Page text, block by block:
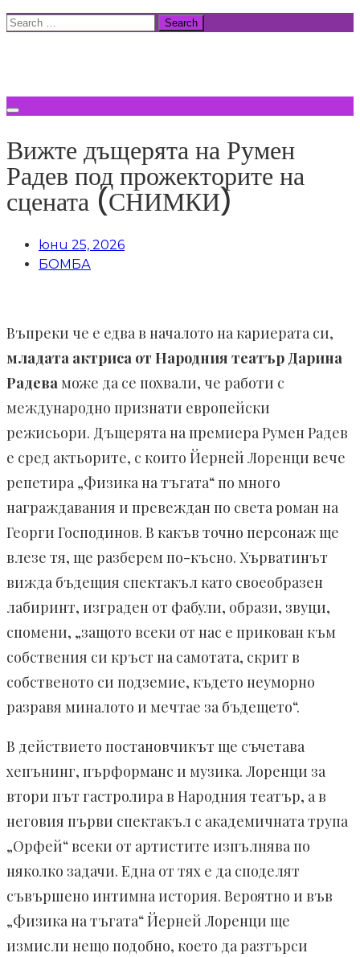
Skip
Search
Вижте дъщерята на Румен
Радев под прожекторите на
сцената (СНИМКИ)
юни 25, 2026
БОМБА
Въпреки че е едва в началото на кариерата си,
младата актриса от Народния театър Дарина
Радеваможе да се похвали, че работи с
международно признати европейски
режисьори. Дъщерята на премиера Румен Радев
е сред актьорите, с които Йерней Лоренци вече
репетира „Физика на тъгата“ по много
награждавания и превеждан по света роман на
Георги Господинов. В какъв точно персонаж ще
влезе тя, ще разберем по-късно. Хърватинът
вижда бъдещия спектакъл като своеобразен
лабиринт, изграден от фабули, образи, звуци,
спомени, „защото всеки от нас е прикован към
собствения си кръст на самотата, скрит в
собственото си подземие, където неуморно
разравя миналото и мечтае за бъдещето“.
В действието постановчикът ще съчетава
хепънинг, пърформанс и музика. Лоренци за
втори път гастролира в Народния театър, а в
неговия първи спектакъл с академичната трупа
„Орфей“ всеки от артистите изпълнява по
няколко задачи. Една от тях е да споделят
съвършено интимна история. Вероятно и във
„Физика на тъгата“ Йерней Лоренци ще
измисли нещо подобно, което да разтърси